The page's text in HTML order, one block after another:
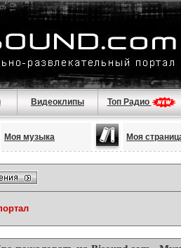
Видеоклипы Топ Радио
Моя музыка Моя